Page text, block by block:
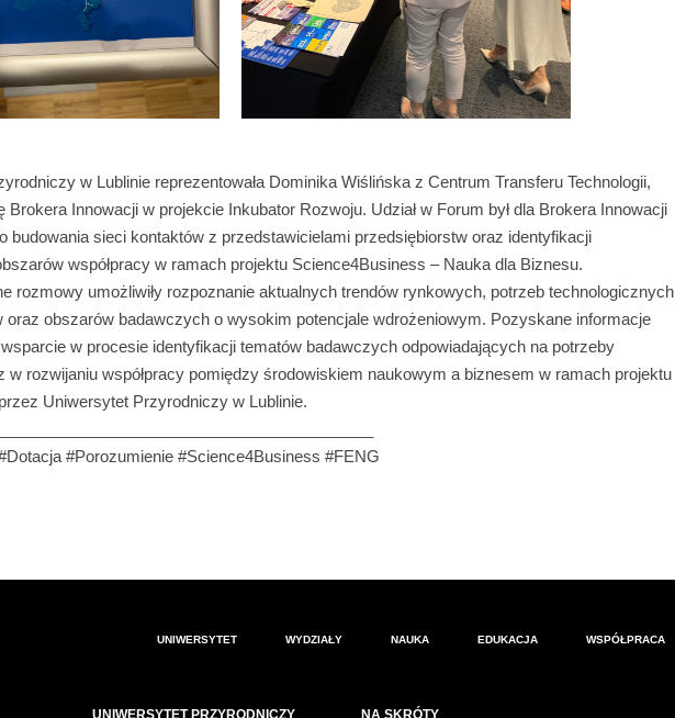
w Lublinie reprezentowała Dominika Wiślińska z Centrum Transferu Technologii,
Brokera Innowacji w projekcie Inkubator Rozwoju. Udział w Forum był dla Brokera Innowacji
budowania sieci kontaktów z przedstawicielami przedsiębiorstw oraz identyfikacji
współpracy w ramach projektu Science4Business – Nauka dla Biznesu.
rozmowy umożliwiły rozpoznanie aktualnych trendów rynkowych, potrzeb technologicznych
oraz obszarów badawczych o wysokim potencjale wdrożeniowym. Pozyskane informacje
wsparcie w procesie identyfikacji tematów badawczych odpowiadających na potrzeby
w rozwijaniu współpracy pomiędzy środowiskiem naukowym a biznesem w ramach projektu
Uniwersytet Przyrodniczy w Lublinie.
#Porozumienie #Science4Business #FENG
UNIWERSYTET WYDZIAŁY NAUKA EDUKACJA WSPÓŁPRACA